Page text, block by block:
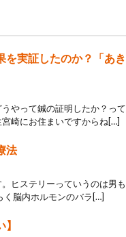
実証したのか？「あ
やって鍼の証明したか？っ
崎にお住まいですからね[…]
法
ヒステリーっていうのは男
く脳内ホルモンのバラ[…]